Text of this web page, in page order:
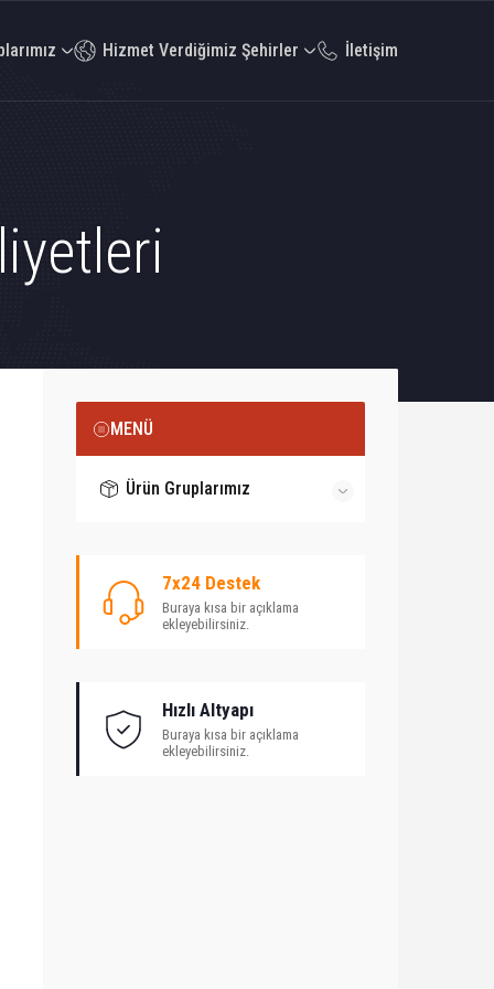
Hizmet Verdiğimiz Şehirler İletişim
MENÜ
Ürün Gruplarımız
7x24 Destek
Buraya kısa bir açıklama
ekleyebilirsiniz.
Hızlı Altyapı
Buraya kısa bir açıklama
ekleyebilirsiniz.